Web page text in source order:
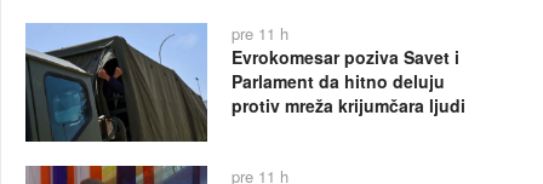
pre 11 h
Evrokomesar poziva Savet i
Parlament da hitno deluju
protiv mreža krijumčara ljudi
pre 11 h